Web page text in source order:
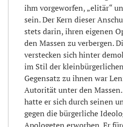
ihm vorgeworfen, „elitär“
sein. Der Kern dieser
stets darin, ihren eigenen
den Massen zu verbergen.
verstecken sich hinter
im Stil der
Gegensatz zu ihnen war
Autorität unter den
hatte er sich durch seinen
gegen die bürgerliche